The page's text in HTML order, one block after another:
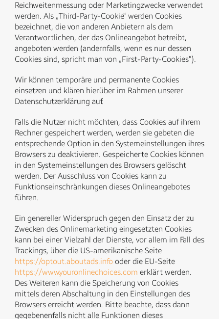
Reichweitenmessung oder Marketingzwecke verwendet
werden. Als „Third-Party-Cookie“ werden Cookies
bezeichnet, die von anderen Anbietern als dem
Verantwortlichen, der das Onlineangebot betreibt,
angeboten werden (andernfalls, wenn es nur dessen
Cookies sind, spricht man von „First-Party-Cookies“).
Wir können temporäre und permanente Cookies
einsetzen und klären hierüber im Rahmen unserer
Datenschutzerklärung auf.
Falls die Nutzer nicht möchten, dass Cookies auf ihrem
Rechner gespeichert werden, werden sie gebeten die
entsprechende Option in den Systemeinstellungen ihres
Browsers zu deaktivieren. Gespeicherte Cookies können
in den Systemeinstellungen des Browsers gelöscht
werden. Der Ausschluss von Cookies kann zu
Funktionseinschränkungen dieses Onlineangebotes
führen.
Ein genereller Widerspruch gegen den Einsatz der zu
Zwecken des Onlinemarketing eingesetzten Cookies
kann bei einer Vielzahl der Dienste, vor allem im Fall des
Trackings, über die US-amerikanische Seite
https://optout.aboutads.info oder die EU-Seite
https://www.youronlinechoices.com erklärt werden.
Des Weiteren kann die Speicherung von Cookies
mittels deren Abschaltung in den Einstellungen des
Browsers erreicht werden. Bitte beachte, dass dann
gegebenenfalls nicht alle Funktionen dieses